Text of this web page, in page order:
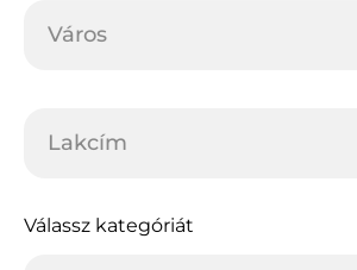
Válassz kategóriát